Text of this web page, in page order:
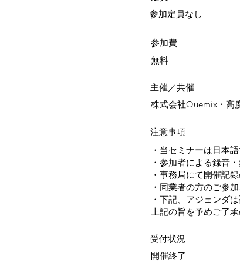
参加定員なし
参加費
無料
​主催／共催
株式会社Quemix・高
注意事項
・当セミナーは日本
・参加者による録音
・事務局にて開催記
・同業者の方のご参
・下記、アジェンダ
上記の旨を予めご了
受付状況
開催終了